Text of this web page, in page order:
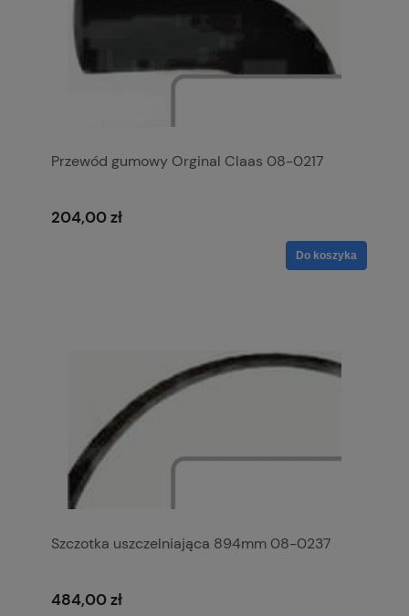
Przewód gumowy Orginal Claas 08-0217
204,00 zł
Do koszyka
Szczotka uszczelniająca 894mm 08-0237
484,00 zł